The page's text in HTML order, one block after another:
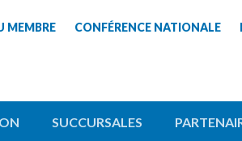
MEMBRE CONFÉRENCE NATIONALE
SUCCURSALES